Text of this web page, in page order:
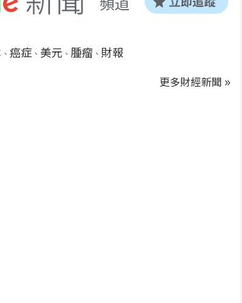
、 癌症、 美元、 腫瘤 、 財報
更多財經新聞 »